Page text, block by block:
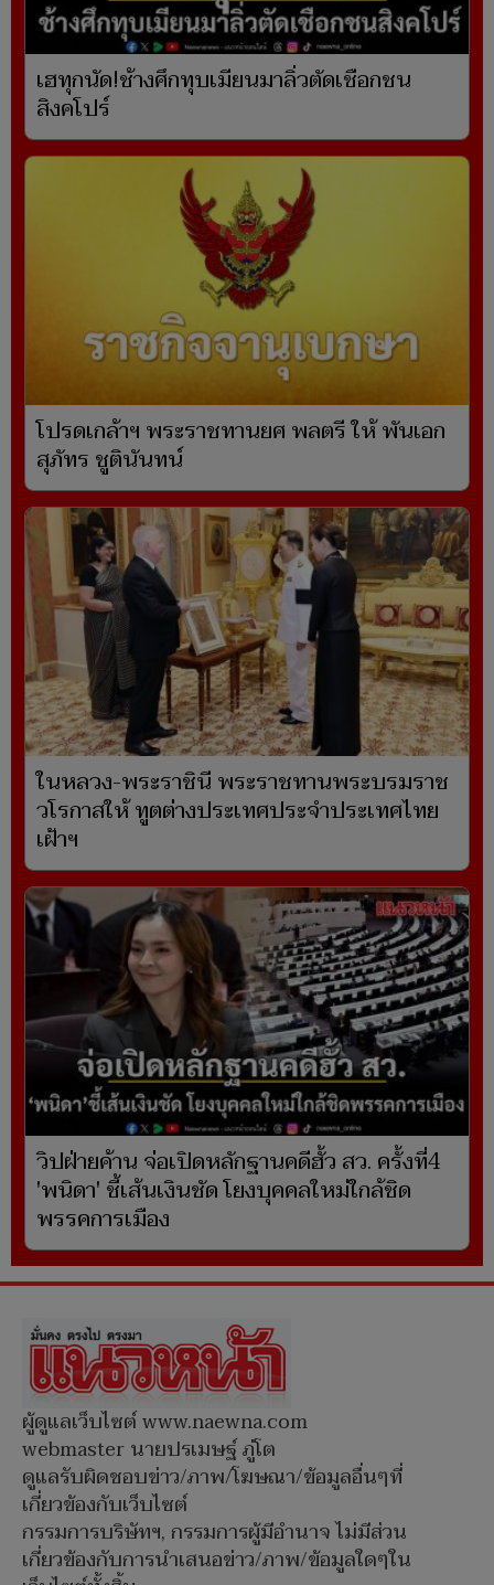
เฮทุกนัด!ช้างศึกทุบเมียนมาลิ่วตัดเชือกชน
สิงคโปร์
โปรดเกล้าฯ พระราชทานยศ พลตรี ให้ พันเอก
สุภัทร ชูตินันทน์
ในหลวง-พระราชินี พระราชทานพระบรมราช
วโรกาสให้ ทูตต่างประเทศประจำประเทศไทย
เฝ้าฯ
วิปฝ่ายค้าน จ่อเปิดหลักฐานคดีฮั้ว สว. ครั้งที่4
'พนิดา' ชี้เส้นเงินชัด โยงบุคคลใหม่ใกล้ชิด
พรรคการเมือง
ผู้ดูแลเว็บไซต์ www.naewna.com
webmaster นายปรเมษฐ์ ภู่โต
ดูแลรับผิดชอบข่าว/ภาพ/โฆษณา/ข้อมูลอื่นๆที่
เกี่ยวข้องกับเว็บไซต์
กรรมการบริษัทฯ, กรรมการผู้มีอำนาจ ไม่มีส่วน
เกี่ยวข้องกับการนำเสนอข่าว/ภาพ/ข้อมูลใดๆใน